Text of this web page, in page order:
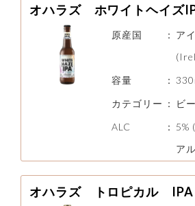
オハラズ ホワイトヘイズ
原産国 ： ア
容量
：
カテゴリー ：
ビ
ALC
： 5%
ア
オハラズ トロピカル IPA